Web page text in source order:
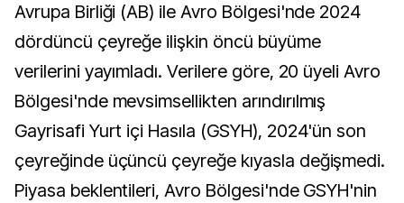
Avrupa Birliği (AB) ile Avro Bölgesi'nde 2024
dördüncü çeyreğe ilişkin öncü büyüme
verilerini yayımladı. Verilere göre, 20 üyeli Avro
Bölgesi'nde mevsimsellikten arındırılmış
Gayrisafi Yurt içi Hasıla (GSYH), 2024'ün son
çeyreğinde üçüncü çeyreğe kıyasla değişmedi.
Piyasa beklentileri, Avro Bölgesi'nde GSYH'nin